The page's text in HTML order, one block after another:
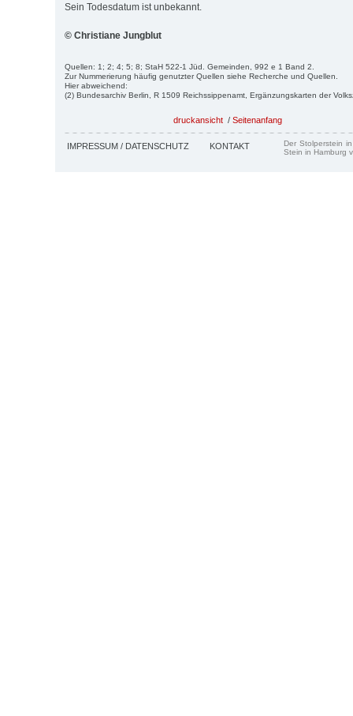
Sein Todesdatum ist unbekannt.
© Christiane Jungblut
Quellen: 1; 2; 4; 5; 8; StaH 522-1 Jüd. Gemeinden, 992 e 1 Band 2.
Zur Nummerierung häufig genutzter Quellen siehe Recherche und Quellen.
Hier abweichend:
(2) Bundesarchiv Berlin, R 1509 Reichssippenamt, Ergänzungskarten der
druckansicht / Seitenanfang
IMPRESSUM / DATENSCHUTZ KONTAKT
Der Stolperstein
Stein in Hamburg